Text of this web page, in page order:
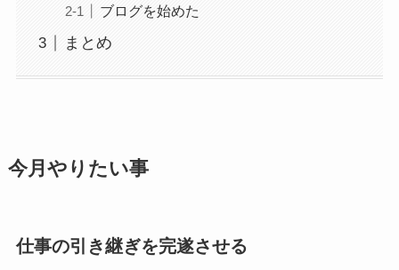
ブログを始めた
まとめ
今月やりたい事
仕事の引き継ぎを完遂させる